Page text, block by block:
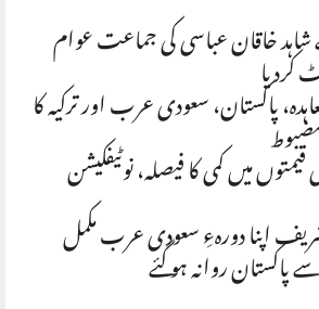
خاقان عباسی کی جماعت عوام
پاکستان، سعودی عرب اور ترکیہ کا
میں کمی کا فیصلہ، نوٹیفکیشن
اپنا دورہءِ سعودی عرب مکمل
پاکستان روانہ ہو گئے